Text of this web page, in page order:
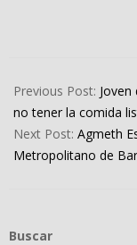
09-
07
Previous Post:
no tener la comida
Next Post: Agmeth
Metropolitano de
Buscar